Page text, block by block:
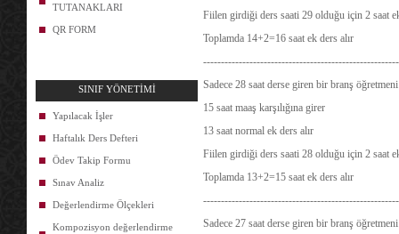
TUTANAKLARI
QR FORM
SINIF YÖNETİMİ
Yapılacak İşler
Haftalık Ders Defteri
Ödev Takip Formu
Sınav Analiz
Değerlendirme Ölçekleri
Kompozisyon değerlendirme
Fiilen girdiği ders saati 29 olduğu için 2 saat
Toplamda 14+2=16 saat ek ders alır
Sadece 28 saat derse giren bir branş
15 saat maaş karşılığına girer
13 saat normal ek ders alır
Fiilen girdiği ders saati 28 olduğu için 2 saat
Toplamda 13+2=15 saat ek ders alır
Sadece 27 saat derse giren bir branş